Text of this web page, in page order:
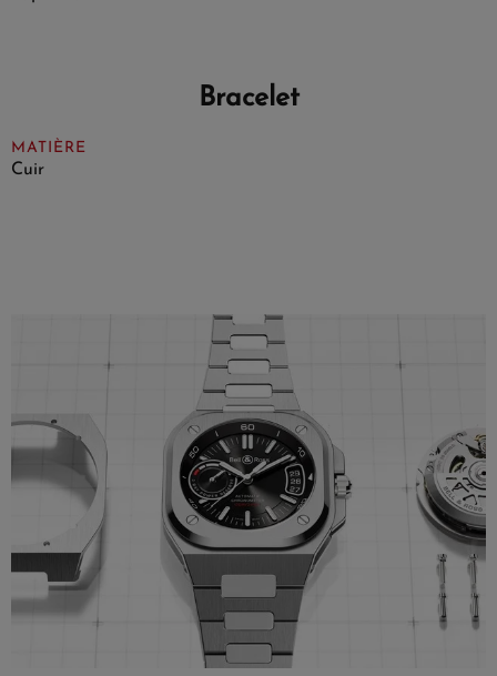
Bracelet
MATIÈRE
Cuir